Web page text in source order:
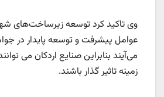
وی تاکید کرد توسعه زیرساخت‌های
عوامل پیشرفت و توسعه پایدار در
می‌آیند بنابراین صنایع اردکان می
زمینه تاثیر گذار باشند.